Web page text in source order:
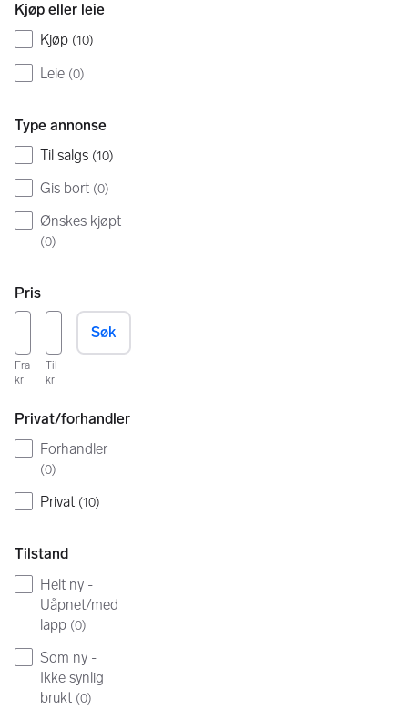
Kjøp eller leie
Kjøp (10)
Leie (0)
Type annonse
Til salgs (10)
Gis bort (0)
Ønskes kjøpt
(0)
Pris
Fra
kr
Til
kr
Søk
Privat/forhandler
Forhandler
(0)
Privat (10)
Tilstand
Helt ny -
Uåpnet/med
lapp (0)
Som ny -
Ikke synlig
brukt (0)